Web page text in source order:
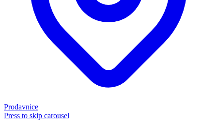
Prodavnice
Press to skip carousel